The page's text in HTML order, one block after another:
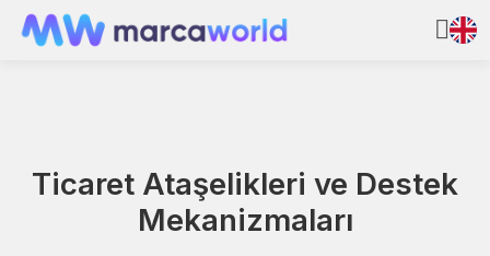
Ticaret Ataşelikleri ve Destek
Mekanizmaları